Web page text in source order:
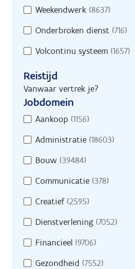
Weekendwerk (8637)
Onderbroken dienst (716)
Volcontinu systeem (1657)
Reistijd
Vanwaar vertrek je?
Jobdomein
Jobdomein
Aankoop (1156)
Administratie (18603)
Bouw (39484)
Communicatie (378)
Creatief (2595)
Dienstverlening (7052)
Financieel (9706)
Gezondheid (7552)